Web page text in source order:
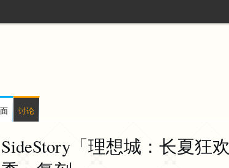
SideStory「理想城：长夏狂欢
讨论